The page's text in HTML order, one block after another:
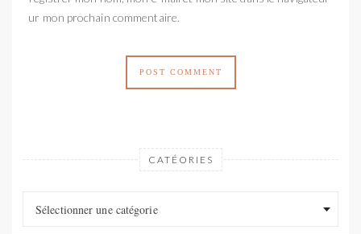
pour mon prochain commentaire.
CATÉORIES
Sélectionner une catégorie